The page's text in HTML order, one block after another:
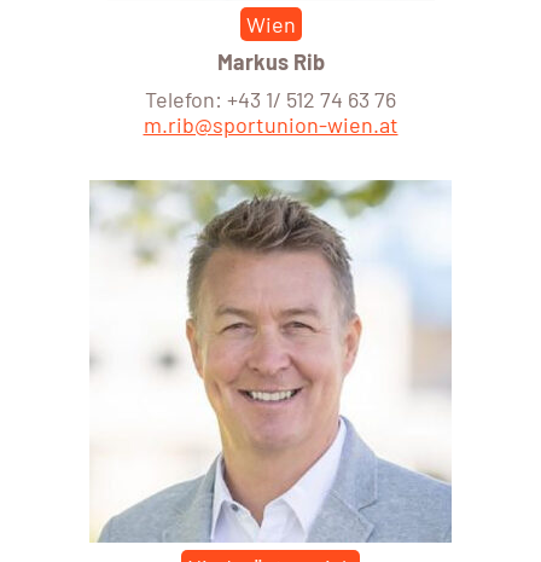
Wien
Markus Rib
Telefon: +43 1/ 512 74 63 76
m.rib@sportunion-wien.at